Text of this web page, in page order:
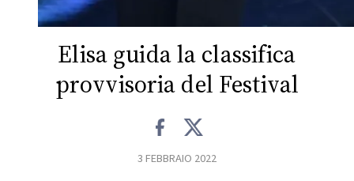
Elisa guida la classifica
provvisoria del Festival
3 FEBBRAIO 2022